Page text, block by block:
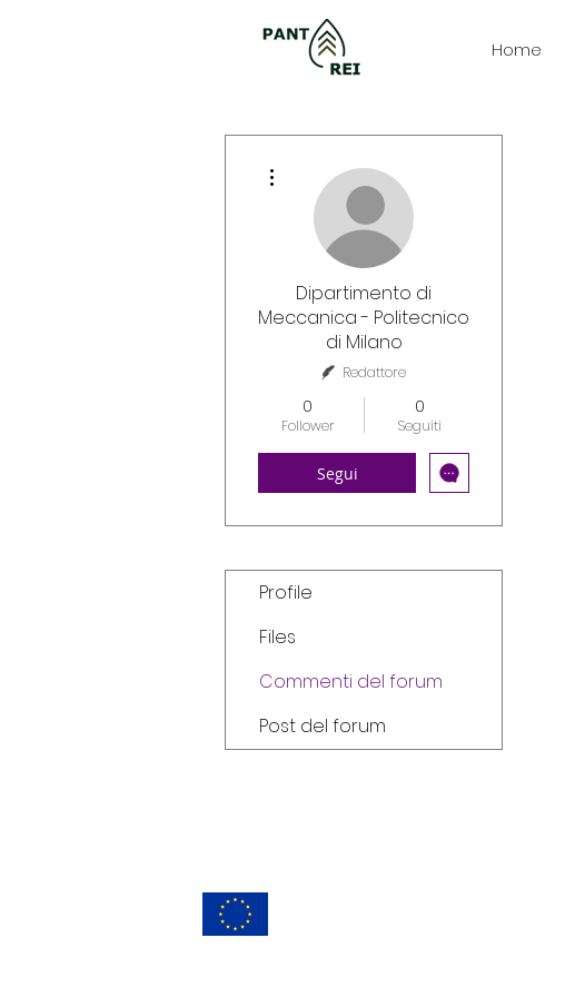
Home
Dipartimento di
Meccanica - Politecnico
di Milano
Redattore
0
Follower
0
Seguiti
Segui
Profile
Files
Commenti del forum
Post del forum